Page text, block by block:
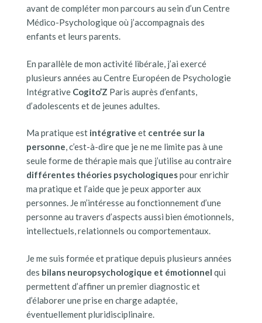
avant de compléter mon parcours au sein d’un Centre
Médico-Psychologique où j’accompagnais des
enfants et leurs parents.
En parallèle de mon activité libérale, j’ai exercé
plusieurs années au Centre Européen de Psychologie
Intégrative Cogito’Z Paris auprès d’enfants,
d’adolescents et de jeunes adultes.
Ma pratique est intégrative et centrée sur la
personne, c’est-à-dire que je ne me limite pas à une
seule forme de thérapie mais que j’utilise au contraire
différentes théories psychologiquespour enrichir
ma pratique et l’aide que je peux apporter aux
personnes. Je m’intéresse au fonctionnement d’une
personne au travers d’aspects aussi bien émotionnels,
intellectuels, relationnels ou comportementaux.
Je me suis formée et pratique depuis plusieurs années
des bilans neuropsychologique et émotionnel qui
permettent d’affiner un premier diagnostic et
d’élaborer une prise en charge adaptée,
éventuellement pluridisciplinaire.